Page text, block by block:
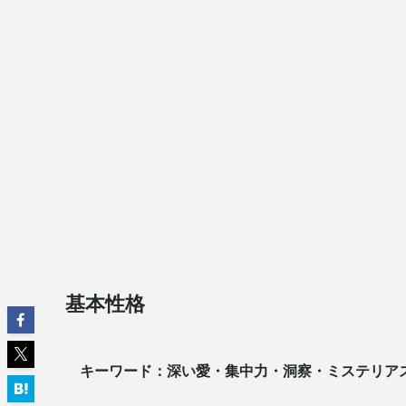
基本性格
キーワード：深い愛・集中力・洞察・ミステリア